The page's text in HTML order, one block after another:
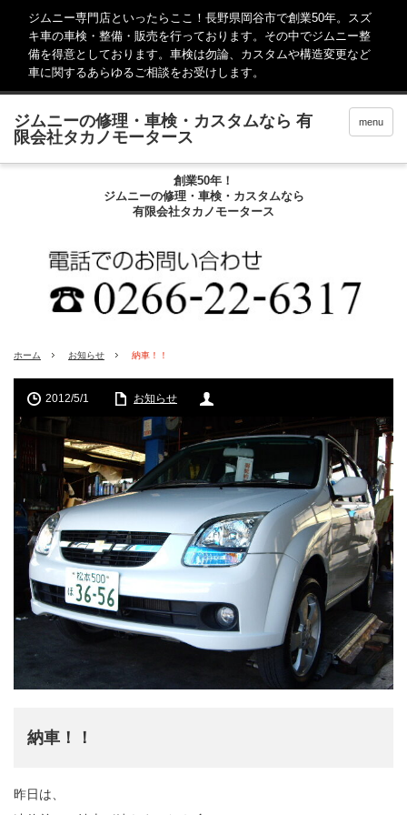
ジムニー専門店といったらここ！長野県岡谷市で創業50年。スズ
キ車の車検・整備・販売を行っております。その中でジムニー整
備を得意としております。車検は勿論、カスタムや構造変更など
車に関するあらゆるご相談をお受けします。
menu
創業50年！
ジムニーの修理・車検・カスタムなら
有限会社タカノモータース
ホーム お知らせ 納車！！
2012/5/1 お知らせ
納車！！
昨日は、